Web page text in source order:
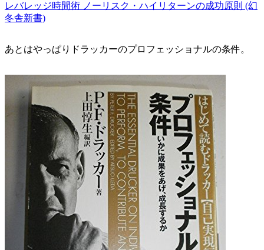
レバレッジ時間術 ノーリスク・ハイリターンの成功原則 (幻
冬舎新書)
あとはやっぱりドラッカーのプロフェッショナルの条件。